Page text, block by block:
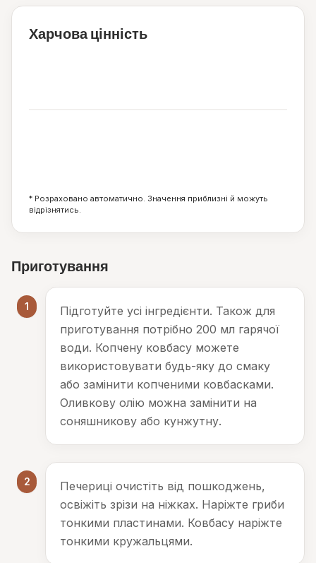
Харчова цінність
* Розраховано автоматично. Значення приблизні й можуть
відрізнятись.
Приготування
1
Підготуйте усі інгредієнти. Також для
приготування потрібно 200 мл гарячої
води. Копчену ковбасу можете
використовувати будь-яку до смаку
або замінити копченими ковбасками.
Оливкову олію можна замінити на
соняшникову або кунжутну.
2
Печериці очистіть від пошкоджень,
освіжіть зрізи на ніжках. Наріжте гриби
тонкими пластинами. Ковбасу наріжте
тонкими кружальцями.